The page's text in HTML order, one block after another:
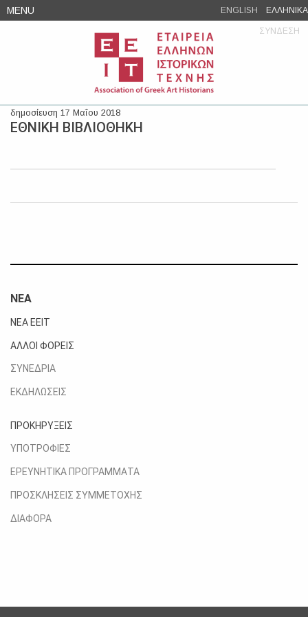
Skip
to
MENU ENGLISH ΕΛΛΗΝΙΚΑ
ΣΥΝΔΕΣΗ
δημοσίευση 17 Μαΐου 2018
ΕΘΝΙΚΗ ΒΙΒΛΙΟΘΗΚΗ
ΝΕΑ
ΝΕΑ ΕΕΙΤ
ΑΛΛΟΙ ΦΟΡΕΙΣ
ΣΥΝΕΔΡΙΑ
ΕΚΔΗΛΩΣΕΙΣ
ΠΡΟΚΗΡΥΞΕΙΣ
ΥΠΟΤΡΟΦΙΕΣ
ΕΡΕΥΝΗΤΙΚΑ ΠΡΟΓΡΑΜΜΑΤΑ
ΠΡΟΣΚΛΗΣΕΙΣ ΣΥΜΜΕΤΟΧΗΣ
ΔΙΑΦΟΡΑ